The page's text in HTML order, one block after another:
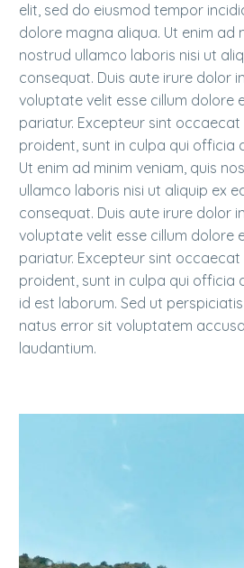
elit, sed do eiusmod tempor
dolore magna aliqua. Ut enim ad
nostrud ullamco laboris nisi ut
consequat. Duis aute irure dolor
voluptate velit esse cillum dolore
pariatur. Excepteur sint
proident, sunt in culpa qui officia
Ut enim ad minim veniam, quis
ullamco laboris nisi ut aliquip ex
consequat. Duis aute irure dolor
voluptate velit esse cillum dolore
pariatur. Excepteur sint
proident, sunt in culpa qui officia
id est laborum. Sed ut
natus error sit voluptatem
laudantium.